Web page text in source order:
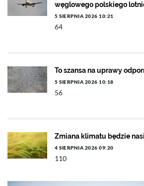
węglowego polskiego
5 SIERPNIA 2026 10:21
64
To szansa na uprawy
5 SIERPNIA 2026 10:18
56
Zmiana klimatu będzie
4 SIERPNIA 2026 09:20
110